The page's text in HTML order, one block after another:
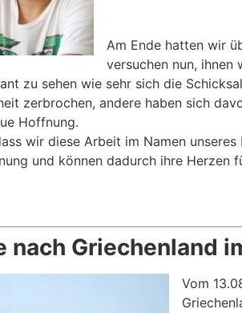
Am Ende hatten wir
versuchen nun,
zu sehen wie sehr sich die
zerbrochen, andere haben sich
Hoffnung.
wir diese Arbeit im Namen
und können dadurch ihre
nach Griechenland
Vom